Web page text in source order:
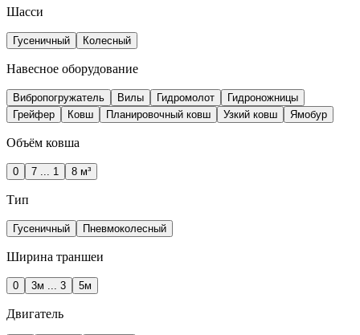
Шасси
Гусеничный Колесный
Навесное оборудование
Вибропогружатель Вилы Гидромолот
Гидроножницы
Грейфер
Ковш Планировочный ковш Узкий ковш Ямобур
Объём ковша
0 7 ... 1 8 м³
Тип
Гусеничный Пневмоколесный
Ширина траншеи
0 3м ... 3 5м
Двигатель